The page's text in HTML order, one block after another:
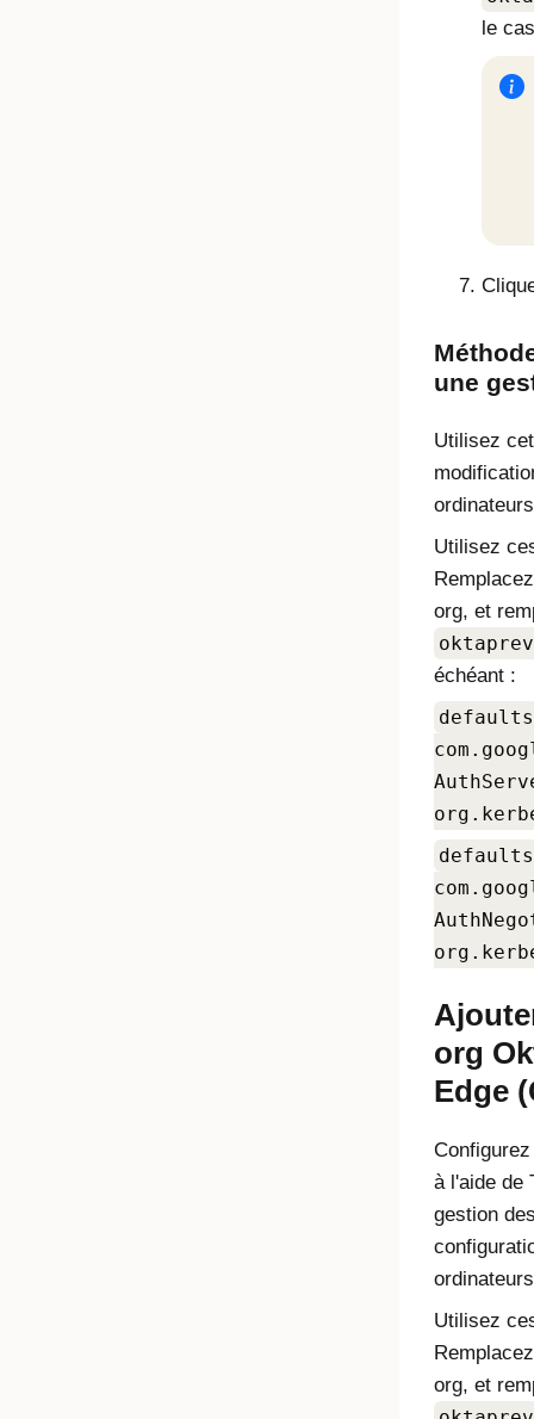
le
une
Utilisez
Utilisez
org, et
échéant :
org
Edge
à l'aide de
gestion
Utilisez
org, et